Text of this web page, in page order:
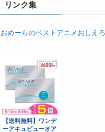
リンク集
おめーらのベストアニメおしえろ